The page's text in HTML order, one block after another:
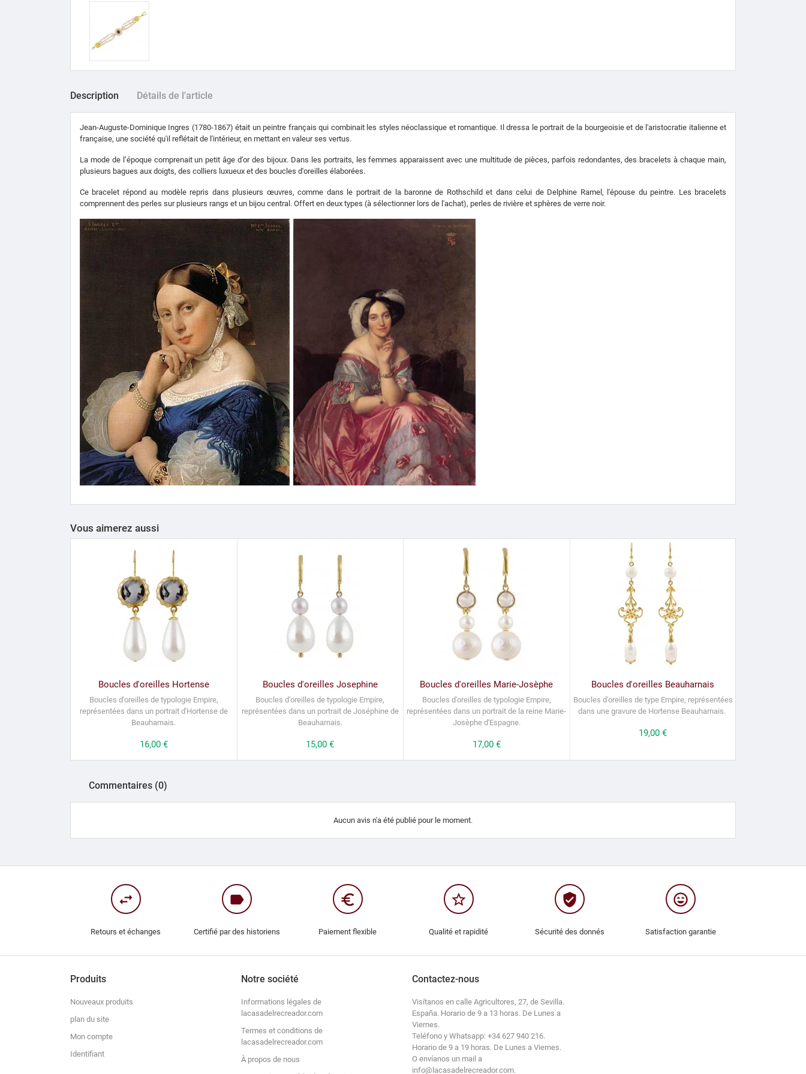
Description Détails de l'article
Jean-Auguste-Dominique Ingres (1780-1867) était un peintre français qui combinait les styles néoclassique et romantique. Il dressa le portrait de la bourgeoisie et de l'aristocratie italienne et
française, une société qu'il reflétait de l'intérieur, en mettant en valeur ses vertus.
La mode de l’époque comprenait un petit âge d’or des bijoux. Dans les portraits, les femmes apparaissent avec une multitude de pièces, parfois redondantes, des bracelets à chaque main,
plusieurs bagues aux doigts, des colliers luxueux et des boucles d'oreilles élaborées.
Ce bracelet répond au modèle repris dans plusieurs œuvres, comme dans le portrait de la baronne de Rothschild et dans celui de Delphine Ramel, l'épouse du peintre. Les bracelets
comprennent des perles sur plusieurs rangs et un bijou central. Offert en deux types (à sélectionner lors de l'achat), perles de rivière et sphères de verre noir.
Vous aimerez aussi
Boucles d'oreilles Hortense
Boucles d'oreilles de typologie Empire,
représentées dans un portrait d'Hortense de
Beauharnais.
Prix
16,00 €
Boucles d'oreilles Josephine
Boucles d'oreilles de typologie Empire,
représentées dans un portrait de Joséphine de
Beauharnais.
Prix
15,00 €
Boucles d'oreilles Marie-Josèphe
Boucles d'oreilles de typologie Empire,
représentées dans un portrait de la reine Marie-
Josèphe d'Espagne.
Prix
17,00 €
Boucles d'oreilles Beauharnais
Boucles d'oreilles de type Empire, représentées
dans une gravure de Hortense Beauharnais.
Prix
19,00 €
Commentaires (0)
Aucun avis n'a été publié pour le moment.
swap_horiz
Retours et échanges
label
Certifié par des historiens
euro_symbol
Paiement flexible
star_border
Qualité et rapidité
verified_user
Sécurité des donnés
sentiment_very_satisfied
Satisfaction garantie
Produits
Nouveaux produits
plan du site
Mon compte
Identifiant
Notre société
Informations légales de
lacasadelrecreador.com
Termes et conditions de
lacasadelrecreador.com
À propos de nous
Contactez-nous
Visítanos en calle Agricultores, 27, de Sevilla.
España. Horario de 9 a 13 horas. De Lunes a
Viernes.
Teléfono y Whatsapp: +34 627 940 216.
Horario de 9 a 19 horas. De Lunes a Viernes.
O envíanos un mail a
info@lacasadelrecreador.com.